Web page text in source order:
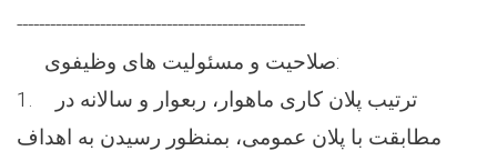
----------------------------------------------------
صلاحیت و مسئولیت های وظیفوی:
1. ترتیب پلان کاری ماهوار، ربعوار و سالانه در
مطابقت با پلان عمومی، بمنظور رسیدن به اهداف